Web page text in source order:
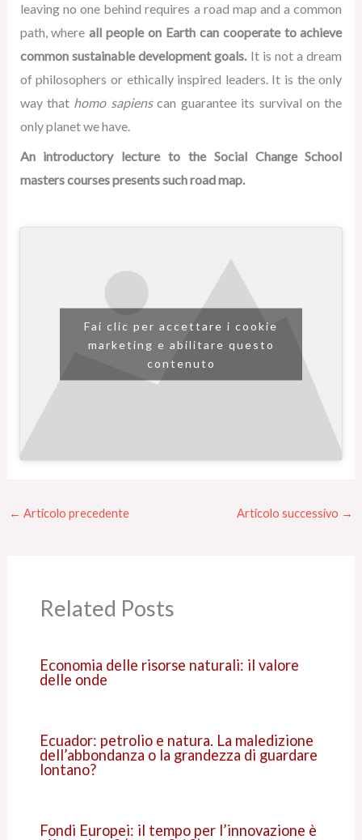
leaving no one behind requires a road map and a common
path, whereall people on Earth can cooperate to achieve
common sustainable development goals.It is not a dream
of philosophers or ethically inspired leaders. It is the only
way that homo sapienscan guarantee its survival on the
only planet we have.
An introductory lecture to the Social Change School
masters courses presents such road map.
Fai clic per accettare i cookie
marketing e abilitare questo
contenuto
← Articolo precedente Articolo successivo →
Related Posts
Economia delle risorse naturali: il valore
delle onde
Ecuador: petrolio e natura. La maledizione
dell’abbondanza o la grandezza di guardare
lontano?
Fondi Europei: il tempo per l’innovazione è